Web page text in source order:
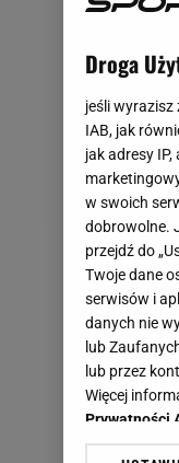
Droga
jeśli wyrazisz
IAB, jak
jak adresy
w swoich
dobrowolne.
przejdź do
Twoje dane
serwisów i
danych nie
lub
lub przez
Więcej
Prywatności